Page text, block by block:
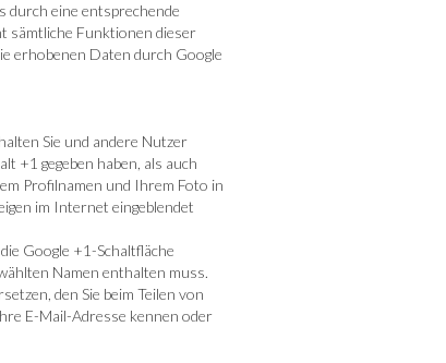
durch eine entsprechende
sämtliche Funktionen dieser
erhobenen Daten durch Google
Sie und andere Nutzer
+1 gegeben haben, als auch
Profilnamen und Ihrem Foto in
im Internet eingeblendet
Google +1-Schaltfläche
Namen enthalten muss.
den Sie beim Teilen von
E-Mail-Adresse kennen oder